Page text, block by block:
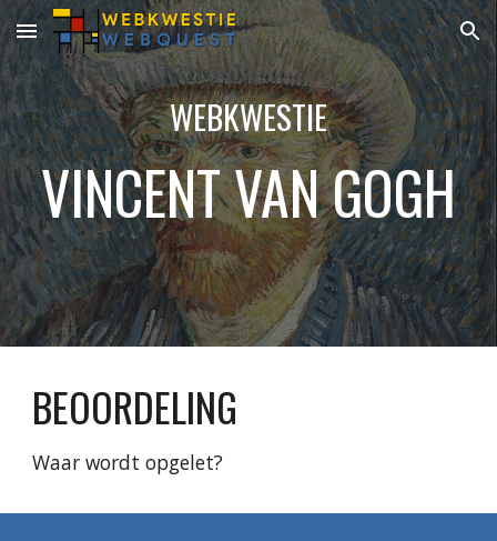
Skip to main content Skip to navigation
WEBKWESTIE
VINCENT VAN GOGH
BEOORDELING
Waar wordt opgelet?